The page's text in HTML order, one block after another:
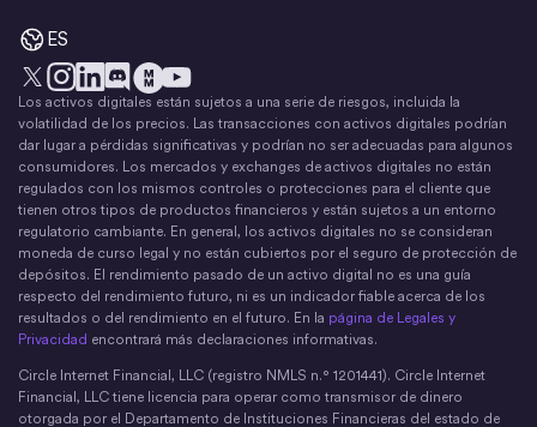
ES
X Instagram
LinkedIn
DiscordEl movimiento del dinero
YouTube
Los activos digitales están sujetos a una serie de riesgos, incluida la
volatilidad de los precios. Las transacciones con activos digitales podrían
dar lugar a pérdidas significativas y podrían no ser adecuadas para algunos
consumidores. Los mercados y exchanges de activos digitales no están
regulados con los mismos controles o protecciones para el cliente que
tienen otros tipos de productos financieros y están sujetos a un entorno
regulatorio cambiante. En general, los activos digitales no se consideran
moneda de curso legal y no están cubiertos por el seguro de protección de
depósitos. El rendimiento pasado de un activo digital no es una guía
respecto del rendimiento futuro, ni es un indicador fiable acerca de los
resultados o del rendimiento en el futuro. En la página de Legales y
Privacidad encontrará más declaraciones informativas.
Circle Internet Financial, LLC (registro NMLS n.° 1201441). Circle Internet
Financial, LLC tiene licencia para operar como transmisor de dinero
otorgada por el Departamento de Instituciones Financieras del estado de